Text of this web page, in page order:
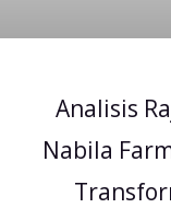
Analisis
Nabila